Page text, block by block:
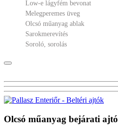
Low-e lágyfém bevonat
Melegperemes üveg
Olcsó műanyag ablak
Sarokmerevítés
Soroló, sorolás
Olcsó műanyag bejárati ajtó